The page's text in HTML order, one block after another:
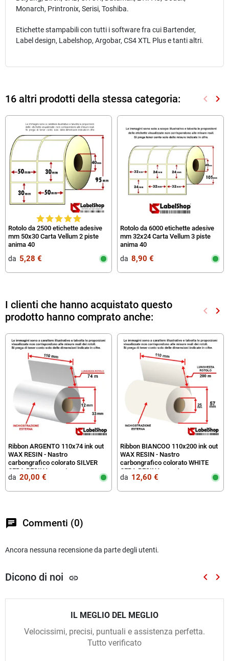
Monarch, Printronix, Serisi, Toshiba.
Etichette stampabili con tutti i software fra cui Bartender,
Label design, Labelshop, Argobar, CS4 XTL Plus e tanti altri.
16 altri prodotti della stessa categoria: keyboard_arrow_left keyboard_arrow_right
Rotolo da 2500 etichette adesive
mm 50x30 Carta Vellum 2 piste
anima 40
da‎ ‎ 5,28 €
Rotolo da 6000 etichette adesive
mm 32x24 Carta Vellum 3 piste
anima 40
da‎ ‎ 8,90 €
I clienti che hanno acquistato questo
prodotto hanno comprato anche:
keyboard_arrow_left keyboard_arrow_right
Ribbon ARGENTO 110x74 ink out
WAX RESIN - Nastro
carbongrafico colorato SILVER
CERA RESINA per stampa a
trasferimento termico
da‎ ‎ 20,00 €
Ribbon BIANCOO 110x200 ink out
WAX RESIN - Nastro
carbongrafico colorato WHITE
CERA RESINA per stampa a
trasferimento termico
da‎ ‎ 12,60 €
chat Commenti (0)
Ancora nessuna recensione da parte degli utenti.
Dicono di noi link keyboard_arrow_left keyboard_arrow_right
IL MEGLIO DEL MEGLIO
Velocissimi, precisi, puntuali e assistenza perfetta.
Tutto verificato